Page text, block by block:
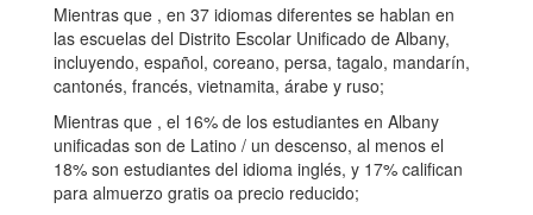
Mientras que , en 37 idiomas diferentes se hablan en
las escuelas del Distrito Escolar Unificado de Albany,
incluyendo, español, coreano, persa, tagalo, mandarín,
cantonés, francés, vietnamita, árabe y ruso;
Mientras que , el 16% de los estudiantes en Albany
unificadas son de Latino / un descenso, al menos el
18% son estudiantes del idioma inglés, y 17% califican
para almuerzo gratis oa precio reducido;